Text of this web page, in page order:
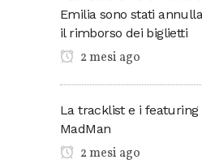
Emilia sono stati
il rimborso dei biglietti
2 mesi ago
La tracklist e i featuring
MadMan
2 mesi ago